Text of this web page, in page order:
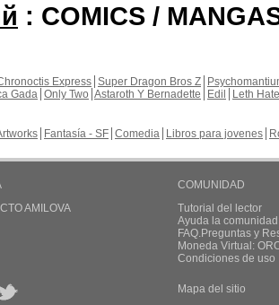
: COMICS /
Express Super Dragon Bros Z
Gada Only Two Astaroth Y Bernadette Edil
Leth Hate
Fantasía - SF Comedia Libros para jovenes
AMILOVA
COMUNIDAD
Tutorial del lector
Ayuda la
FAQ.Preguntas y
Moneda Virtual:
Condiciones de uso
Mapa del sitio